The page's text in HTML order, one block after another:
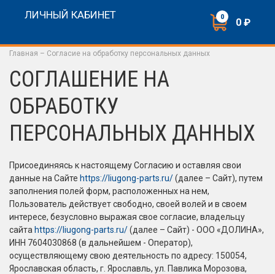
ЗАКАЗАТЬ ЗВОНОК
ЛИЧНЫЙ КАБИНЕТ 0 0 ₽
Главная – Согласие на обработку персональных данных
СОГЛАШЕНИЕ НА
ОБРАБОТКУ
ПЕРСОНАЛЬНЫХ ДАННЫХ
Присоединяясь к настоящему Согласию и оставляя свои
данные на Сайте https://liugong-parts.ru/(далее – Сайт), путем
заполнения полей форм, расположенных на нем,
Пользователь действует свободно, своей волей и в своем
интересе, безусловно выражая свое согласие, владельцу
сайта https://liugong-parts.ru/(далее – Сайт) - ООО «ДОЛИНА»,
ИНН 7604030868 (в дальнейшем - Оператор),
осуществляющему свою деятельность по адресу: 150054,
Ярославская область, г. Ярославль, ул. Павлика Морозова,